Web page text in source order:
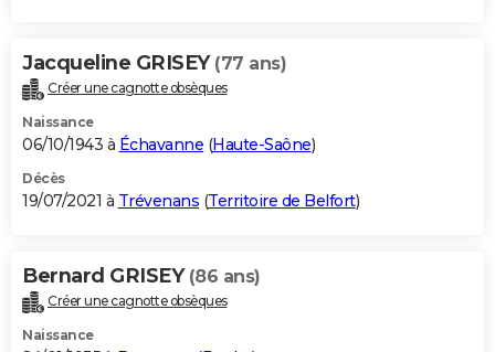
Jacqueline GRISEY (77 ans)
Créer une cagnotte obsèques
Naissance
06/10/1943 à Échavanne (Haute-Saône)
Décès
19/07/2021 à Trévenans (Territoire de Belfort)
Bernard GRISEY (86 ans)
Créer une cagnotte obsèques
Naissance